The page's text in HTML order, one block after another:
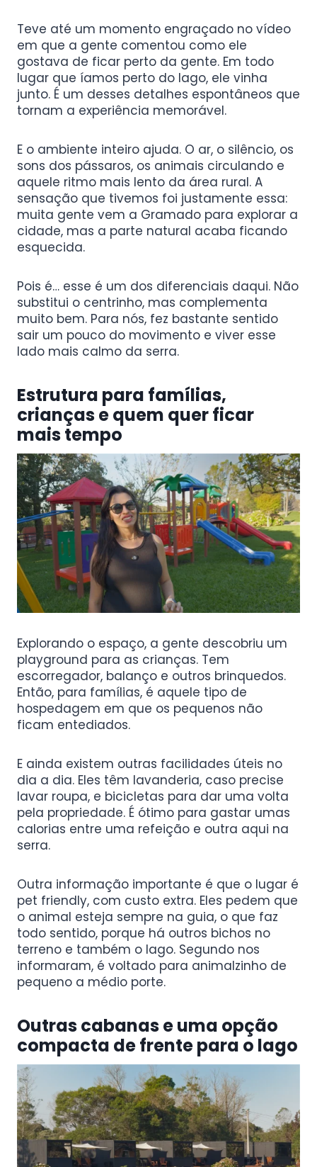
Teve até um momento engraçado no vídeo
em que a gente comentou como ele
gostava de ficar perto da gente. Em todo
lugar que íamos perto do lago, ele vinha
junto. É um desses detalhes espontâneos que
tornam a experiência memorável.
E o ambiente inteiro ajuda. O ar, o silêncio, os
sons dos pássaros, os animais circulando e
aquele ritmo mais lento da área rural. A
sensação que tivemos foi justamente essa:
muita gente vem a Gramado para explorar a
cidade, mas a parte natural acaba ficando
esquecida.
Pois é… esse é um dos diferenciais daqui. Não
substitui o centrinho, mas complementa
muito bem. Para nós, fez bastante sentido
sair um pouco do movimento e viver esse
lado mais calmo da serra.
Estrutura para famílias,
crianças e quem quer ficar
mais tempo
Explorando o espaço, a gente descobriu um
playground para as crianças. Tem
escorregador, balanço e outros brinquedos.
Então, para famílias, é aquele tipo de
hospedagem em que os pequenos não
ficam entediados.
E ainda existem outras facilidades úteis no
dia a dia. Eles têm lavanderia, caso precise
lavar roupa, e bicicletas para dar uma volta
pela propriedade. É ótimo para gastar umas
calorias entre uma refeição e outra aqui na
serra.
Outra informação importante é que o lugar é
pet friendly, com custo extra. Eles pedem que
o animal esteja sempre na guia, o que faz
todo sentido, porque há outros bichos no
terreno e também o lago. Segundo nos
informaram, é voltado para animalzinho de
pequeno a médio porte.
Outras cabanas e uma opção
compacta de frente para o lago